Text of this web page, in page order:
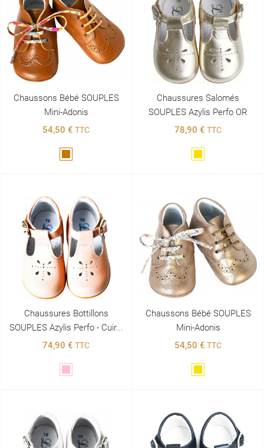
Chaussons Bébé SOUPLES
Mini-Adonis
54,50 € TTC
Chaussures Salomés
SOUPLES Azylis Perfo OR
78,90 € TTC
Chaussures Bottillons
SOUPLES Azylis Perfo - Cuir...
74,90 € TTC
Chaussons Bébé SOUPLES
Mini-Adonis
54,50 € TTC